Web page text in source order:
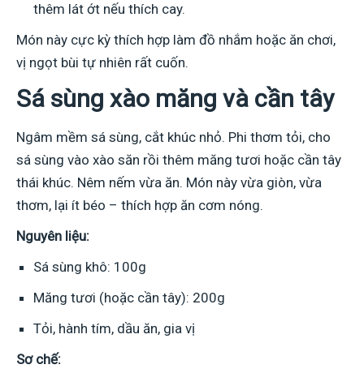
thêm lát ớt nếu thích cay.
Món này cực kỳ thích hợp làm đồ nhắm hoặc ăn chơi,
vị ngọt bùi tự nhiên rất cuốn.
Sá sùng xào măng và cần tây
Ngâm mềm sá sùng, cắt khúc nhỏ. Phi thơm tỏi, cho
sá sùng vào xào săn rồi thêm măng tươi hoặc cần tây
thái khúc. Nêm nếm vừa ăn. Món này vừa giòn, vừa
thơm, lại ít béo – thích hợp ăn cơm nóng.
Nguyên liệu:
Sá sùng khô: 100g
Măng tươi (hoặc cần tây): 200g
Tỏi, hành tím, dầu ăn, gia vị
Sơ chế: